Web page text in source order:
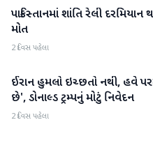
આંતરરાષ્ટ્રીય
પાકિસ્તાનમાં શાંતિ રેલી દરમિયાન
મોત
2 દિવસ પહેલા
આંતરરાષ્ટ્રીય
ઈરાન હુમલો ઇચ્છતો નથી, હવે
છે', ડોનાલ્ડ ટ્રમ્પનું મોટું નિવેદન
2 દિવસ પહેલા